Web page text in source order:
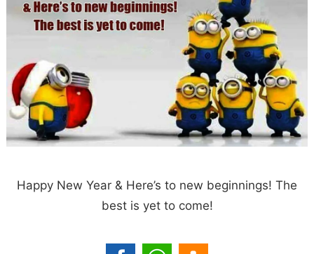
Happy New Year & Here’s to new beginnings! The
best is yet to come!